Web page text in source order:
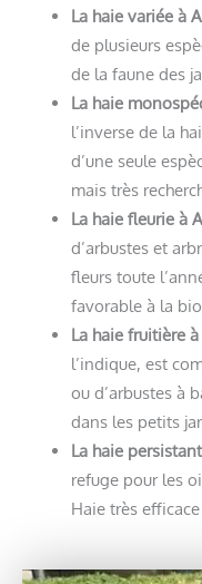
La haie variée à
de plusieurs
de la faune des
La haie
l’inverse de la
d’une seule
mais très
La haie fleurie à
d’arbustes et
fleurs toute
favorable à la
La haie fruitière
l’indique, est
ou d’arbustes à
dans les petits
La haie
refuge pour les
Haie très